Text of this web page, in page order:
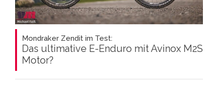
Mondraker Zendit im Test:
Das ultimative E-Enduro mit Avinox M2S
Motor?